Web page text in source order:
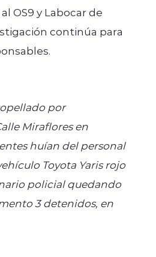
OS9 y Labocar de
continúa para
por
Miraflores en
huían del personal
Toyota Yaris rojo
policial quedando
3 detenidos, en